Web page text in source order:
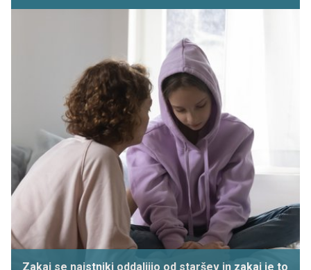
Zakaj se najstniki oddaljijo od staršev in zakaj je to